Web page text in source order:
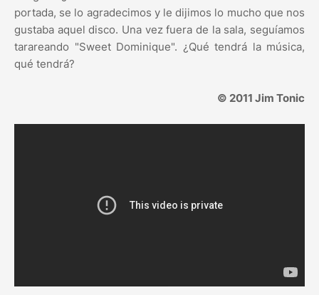
portada, se lo agradecimos y le dijimos lo mucho que nos
gustaba aquel disco. Una vez fuera de la sala, seguíamos
tarareando "Sweet Dominique". ¿Qué tendrá la música,
qué tendrá?
© 2011 Jim Tonic